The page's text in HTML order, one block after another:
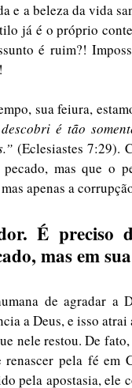
e a beleza da vida
já é o próprio
é ruim?!
sua feiura,
é tão
(Eclesiastes 7:29).
mas que o
apenas a
É preciso
mas em
de agradar a
a Deus, e isso
nele restou. De
pela fé em
pela apostasia, ele